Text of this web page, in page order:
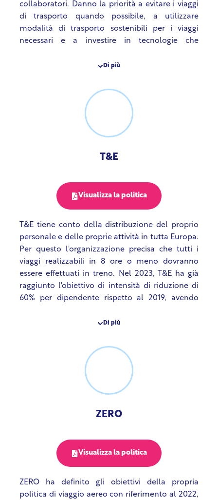
collaboratori. Danno la priorità a evitare i viaggi
di trasporto quando possibile, a utilizzare
modalità di trasporto sostenibili per i viaggi
necessari e a investire in tecnologie che
distanza. Scoraggiano l’uso di auto private o taxi
bicicletta e ai trasporti pubblici per gli
spostamenti locali e nel Regno Unito. Usano il
dopo aver esaurito tutte le altre alternative
Di più
T&E
Visualizza la politica
T&E tiene conto della distribuzione del proprio
personale e delle proprie attività in tutta Europa.
Per questo l'organizzazione precisa che tutti i
viaggi realizzabili in 8 ore o meno dovranno
essere effettuati in treno. Nel 2023, T&E ha già
raggiunto l'obiettivo di intensità di riduzione di
60% per dipendente rispetto al 2019, avendo
Quest’anno, T&E si è fissata l’obiettivo assoluto di
l’impatto climatico derivante dal volo. L’obiettivo
di T&E è ridurre le emissioni dei viaggi aerei in
riferimento del 2019. Per facilitare il
raggiungimento di questo obiettivo, la travel
dell’aviazione) e fornisce l’albero decisionale
Travel Smart per supportare la pianificazione dei
Di più
ZERO
Visualizza la politica
ZERO ha definito gli obiettivi della propria
politica di viaggio aereo con riferimento al 2022,